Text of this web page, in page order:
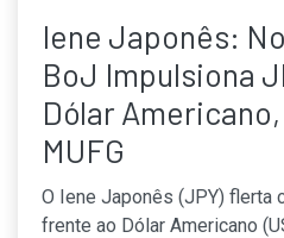
Iene Japonês:
BoJ Impulsiona
Dólar
MUFG
O Iene Japonês (JPY) flerta
frente ao Dólar Americano